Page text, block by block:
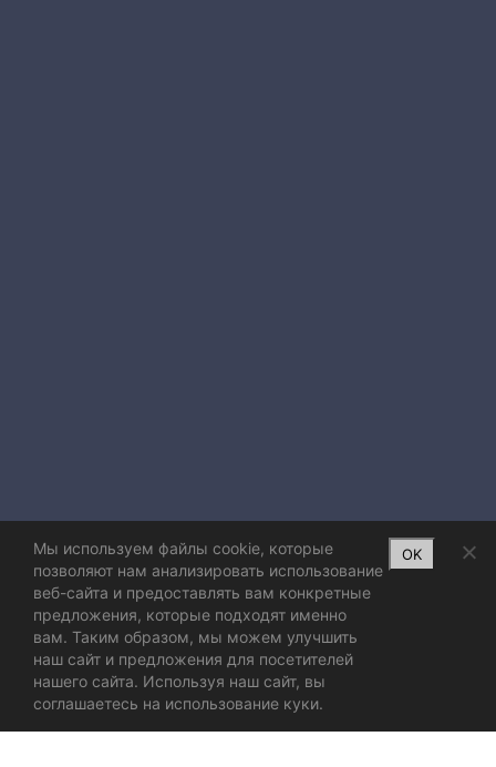
Мы используем файлы cookie, которые
позволяют нам анализировать использование
веб-сайта и предоставлять вам конкретные
предложения, которые подходят именно
вам. Таким образом, мы можем улучшить
наш сайт и предложения для посетителей
нашего сайта. Используя наш сайт, вы
соглашаетесь на использование куки.
OK